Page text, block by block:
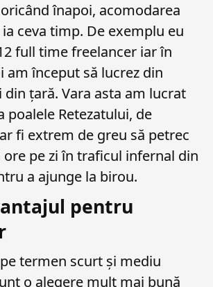
înapoi, acomodarea
ceva timp. De exemplu eu
full time freelancer iar în
am început să lucrez din
din țară. Vara asta am lucrat
poalele Retezatului, de
fi extrem de greu să petrec
pe zi în traficul infernal din
a ajunge la birou.
pentru
termen scurt și mediu
o alegere mult mai bună